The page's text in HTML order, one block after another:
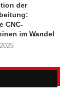
der
CNC-
im Wandel